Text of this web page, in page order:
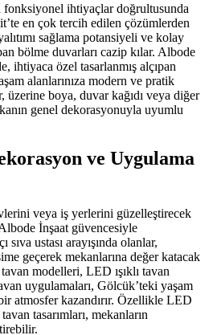
ihtiyaçlar doğrultusunda
en çok tercih edilen çözümlerden
sağlama potansiyeli ve kolay
bölme duvarları cazip kılar. Albode
ihtiyaca özel tasarlanmış alçıpan
alanlarınıza modern ve pratik
üzerine boya, duvar kağıdı veya diğer
genel dekorasyonuyla uyumlu
ve Uygulama
veya iş yerlerini güzelleştirecek
İnşaat güvencesiyle
sıva ustası arayışında olanlar,
geçerek mekanlarına değer katacak
modelleri, LED ışıklı tavan
uygulamaları, Gölcük’teki yaşam
atmosfer kazandırır. Özellikle LED
tasarımları, mekanların